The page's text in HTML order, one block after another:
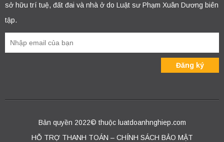
sở hữu trí tuệ, đất đai và nhà ở do Luật sư Phạm Xuân Dương biên
tập.
Bản quyền 2022© thuộc luatdoanhnghiep.com
HỖ TRỢ THANH TOÁN – CHÍNH SÁCH BẢO MẬT